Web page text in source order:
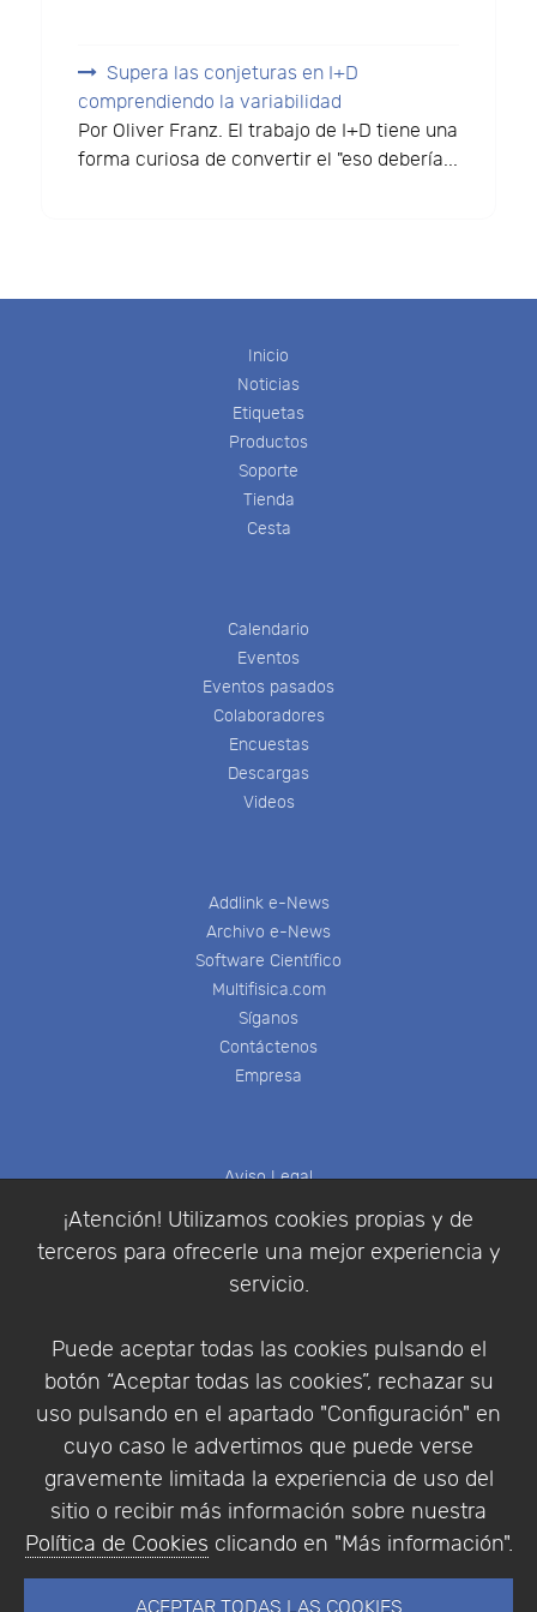
¡Atención! Utilizamos cookies propias y de
terceros para ofrecerle una mejor experiencia y
servicio.
Puede aceptar todas las cookies pulsando el
botón “Aceptar todas las cookies”, rechazar su
uso pulsando en el apartado "Configuración" en
cuyo caso le advertimos que puede verse
gravemente limitada la experiencia de uso del
sitio o recibir más información sobre nuestra
Política de Cookies clicando en "Más información".
Supera las conjeturas en I+D
comprendiendo la variabilidad
Por Oliver Franz. El trabajo de I+D tiene una
forma curiosa de convertir el "eso debería...
Inicio
Noticias
Etiquetas
Productos
Soporte
Tienda
Cesta
Calendario
Eventos
Eventos pasados
Colaboradores
Encuestas
Descargas
Videos
Addlink e-News
Archivo e-News
Software Científico
Multifisica.com
Síganos
Contáctenos
Empresa
Aviso Legal
Condiciones de compra
Identificarse
Empresa|Aviso Legal| Política de Privacidad |
Política de Cookies
© Copyright 1994 - 2026. Addlink Software
Científico, S.L.